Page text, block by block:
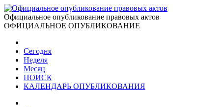
Официальное опубликование правовых актов
ОФИЦИАЛЬНОЕ ОПУБЛИКОВАНИЕ
Сегодня
Неделя
Месяц
ПОИСК
КАЛЕНДАРЬ ОПУБЛИКОВАНИЯ